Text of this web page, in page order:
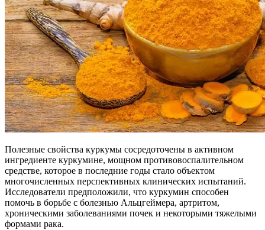
Полезные свойства куркумы сосредоточены в активном
ингредиенте куркумине, мощном противовоспалительном
средстве, которое в последние годы стало объектом
многочисленных перспективных клинических испытаний.
Исследователи предположили, что куркумин способен
помочь в борьбе с болезнью Альцгеймера, артритом,
хроническими заболеваниями почек и некоторыми тяжелыми
формами рака.